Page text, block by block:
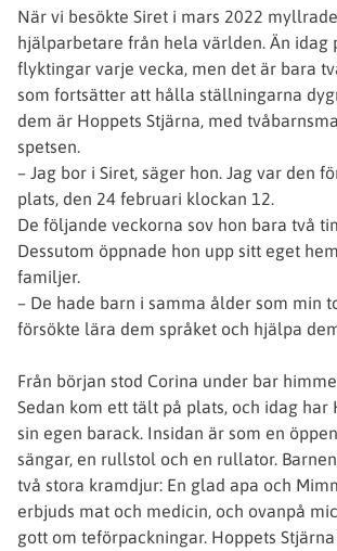
När vi besökte Siret i mars 2022
hjälparbetare från hela världen. Än idag
flyktingar varje vecka, men det är bara
som fortsätter att hålla ställningarna
dem är Hoppets Stjärna, med
spetsen.
– Jag bor i Siret, säger hon. Jag var den
plats, den 24 februari klockan 12.
De följande veckorna sov hon bara två
Dessutom öppnade hon upp sitt eget
familjer.
– De hade barn i samma ålder som min
försökte lära dem språket och hjälpa
Från början stod Corina under bar
Sedan kom ett tält på plats, och idag har
sin egen barack. Insidan är som en
sängar, en rullstol och en rullator.
två stora kramdjur: En glad apa och
erbjuds mat och medicin, och ovanpå
gott om teförpackningar. Hoppets